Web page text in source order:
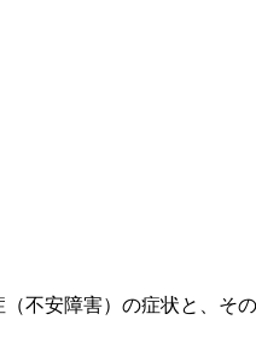
安障害）の症状と、そ